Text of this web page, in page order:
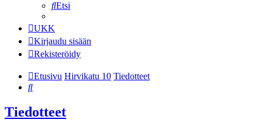
Etsi
UKK
Kirjaudu sisään
Rekisteröidy
Etusivu Hirvikatu 10 Tiedotteet
Etsi
Tiedotteet